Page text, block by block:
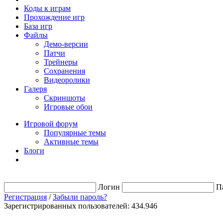
Коды к играм
Прохождение игр
База игр
Файлы
Демо-версии
Патчи
Трейнеры
Сохранения
Видеоролики
Галеря
Скриншоты
Игровые обои
Игровой форум
Популярные темы
Активные темы
Блоги
Логин
Регистрация /Забыли пароль?
Зарегистрированных пользователей: 434.946